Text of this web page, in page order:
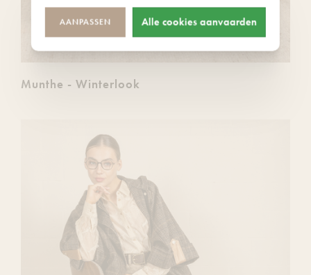
Munthe - Winterlook
AANPASSEN Alle cookies aanvaarden